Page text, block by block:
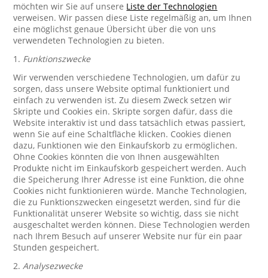
möchten wir Sie auf unsere Liste der Technologien
verweisen. Wir passen diese Liste regelmäßig an, um Ihnen
eine möglichst genaue Übersicht über die von uns
verwendeten Technologien zu bieten.
1. Funktionszwecke
Wir verwenden verschiedene Technologien, um dafür zu
sorgen, dass unsere Website optimal funktioniert und
einfach zu verwenden ist. Zu diesem Zweck setzen wir
Skripte und Cookies ein. Skripte sorgen dafür, dass die
Website interaktiv ist und dass tatsächlich etwas passiert,
wenn Sie auf eine Schaltfläche klicken. Cookies dienen
dazu, Funktionen wie den Einkaufskorb zu ermöglichen.
Ohne Cookies könnten die von Ihnen ausgewählten
Produkte nicht im Einkaufskorb gespeichert werden. Auch
die Speicherung Ihrer Adresse ist eine Funktion, die ohne
Cookies nicht funktionieren würde. Manche Technologien,
die zu Funktionszwecken eingesetzt werden, sind für die
Funktionalität unserer Website so wichtig, dass sie nicht
ausgeschaltet werden können. Diese Technologien werden
nach Ihrem Besuch auf unserer Website nur für ein paar
Stunden gespeichert.
2.Analysezwecke